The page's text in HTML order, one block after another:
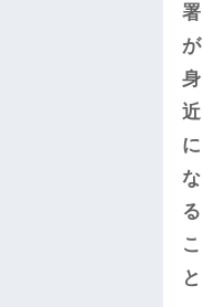
署
が
身
近
に
な
る
こ
と